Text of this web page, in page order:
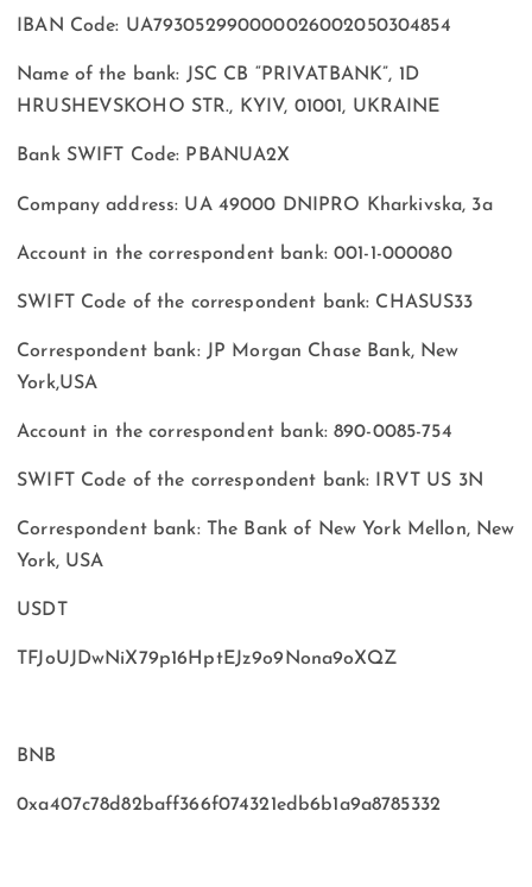
IBAN Code: UA793052990000026002050304854
Name of the bank: JSC CB “PRIVATBANK”, 1D
HRUSHEVSKOHO STR., KYIV, 01001, UKRAINE
Bank SWIFT Code: PBANUA2X
Company address: UA 49000 DNIPRO Kharkivska, 3a
Account in the correspondent bank: 001-1-000080
SWIFT Code of the correspondent bank: CHASUS33
Correspondent bank: JP Morgan Chase Bank, New
York,USA
Account in the correspondent bank: 890-0085-754
SWIFT Code of the correspondent bank: IRVT US 3N
Correspondent bank: The Bank of New York Mellon, New
York, USA
USDT
TFJoUJDwNiX79p16HptEJz9o9Nona9oXQZ
BNB
0xa407c78d82baff366f074321edb6b1a9a8785332